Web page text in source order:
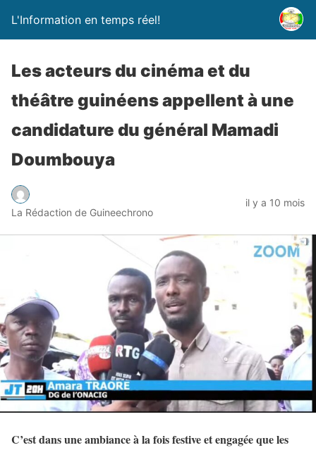
L'Information en temps réel!
Les acteurs du cinéma et du
théâtre guinéens appellent à une
candidature du général Mamadi
Doumbouya
La Rédaction de Guineechrono
il y a 10 mois
C’est dans une ambiance à la fois festive et engagée que les